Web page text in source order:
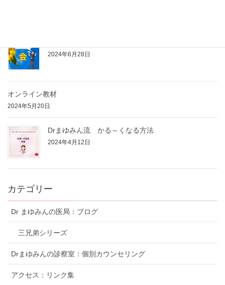
2024年6月28日
オンライン教材
2024年5月20日
Drまゆみん流 かる～くなる方法
2024年4月12日
カテゴリー
Dr まゆみんの医局：ブログ
三兄弟シリーズ
Drまゆみんの診察室：個別カウンセリング
アクセス：リンク集